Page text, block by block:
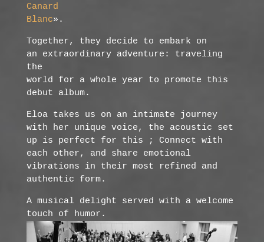
Canard
Blanc».
Together, they decide to embark on
an extraordinary adventure: traveling
the
world for a whole year to promote this
debut album.
Eloa takes us on an intimate journey
with her unique voice, the acoustic set
up is perfect for this ; Connect with
each other, and share emotional
vibrations in their most refined and
authentic form.
A musical delight served with a welcome
touch of humor.